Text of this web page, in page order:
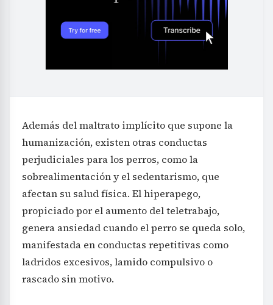
Además del maltrato implícito que supone la
humanización, existen otras conductas
perjudiciales para los perros, como la
sobrealimentación y el sedentarismo, que
afectan su salud física. El hiperapego,
propiciado por el aumento del teletrabajo,
genera ansiedad cuando el perro se queda solo,
manifestada en conductas repetitivas como
ladridos excesivos, lamido compulsivo o
rascado sin motivo.